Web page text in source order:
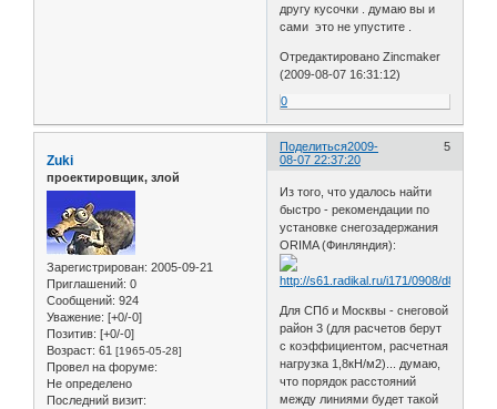
другу кусочки . думаю вы и
сами это не упустите .
Отредактировано Zincmaker
(2009-08-07 16:31:12)
0
Поделиться 5
2009-
08-07 22:37:20
Zuki
проектировщик, злой
Зарегистрирован: 2005-09-21
Приглашений: 0
Сообщений: 924
Уважение: [+0/-0]
Позитив: [+0/-0]
Возраст: 61 [1965-05-28]
Провел на форуме:
Не определено
Последний визит:
Из того, что удалось найти
быстро - рекомендации по
установке снегозадержания
ORIMA (Финляндия):
Для СПб и Москвы - снеговой
район 3 (для расчетов берут
с коэффициентом, расчетная
нагрузка 1,8кН/м2)... думаю,
что порядок расстояний
между линиями будет такой